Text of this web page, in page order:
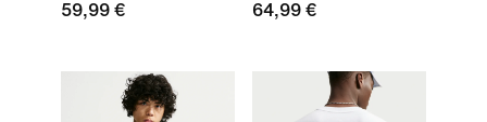
59,99 €
64,99 €